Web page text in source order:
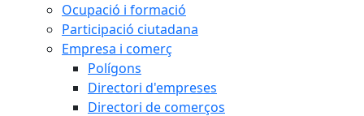
Ocupació i formació
Participació ciutadana
Empresa i comerç
Polígons
Directori d'empreses
Directori de comerços